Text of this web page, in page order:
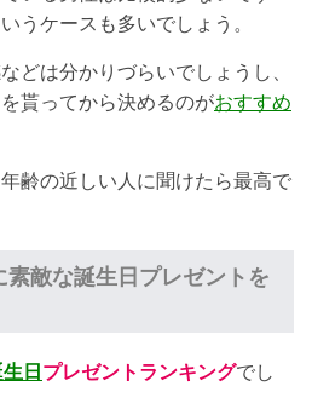
うケースも多いでしょう。
どは分かりづらいでしょうし、
を貰ってから決めるのがおすすめ
齢の近しい人に聞けたら最高で
素敵な誕生日プレゼントを
日 プレゼントランキングでし